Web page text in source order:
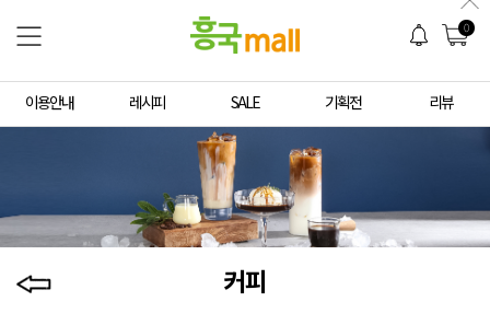
0
이용안내 레시피 SALE 기획전 리뷰
커피